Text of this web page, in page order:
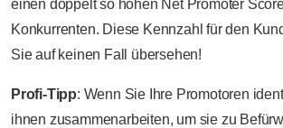
einen doppelt so hohen Net Promoter
Konkurrenten. Diese Kennzahl für den
Sie auf keinen Fall übersehen!
Profi-Tipp: Wenn Sie Ihre Promotoren
ihnen zusammenarbeiten, um sie zu